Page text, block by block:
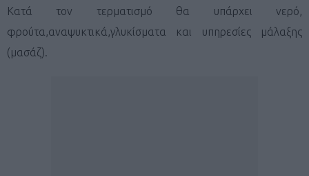
Κατά τον τερματισμό θα υπάρχει νερό,
φρούτα,αναψυκτικά,γλυκίσματα και υπηρεσίες μάλαξης
(μασάζ).